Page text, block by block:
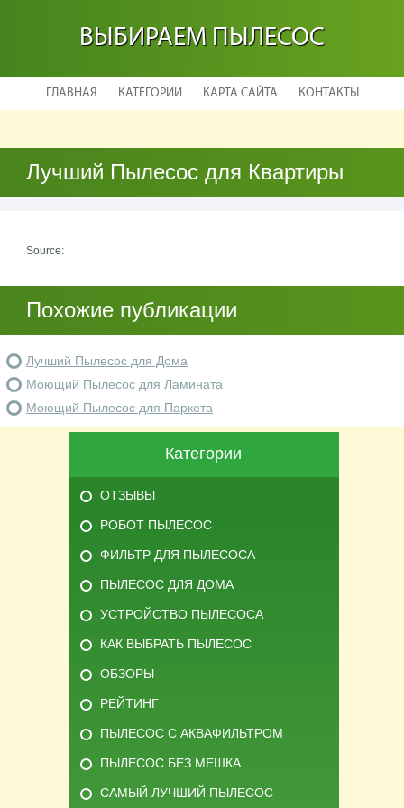
ВЫБИРАЕМ ПЫЛЕСОС
ГЛАВНАЯ КАТЕГОРИИ КАРТА САЙТА КОНТАКТЫ
Лучший Пылесос для Квартиры
Source:
Похожие публикации
Лучший Пылесос для Дома
Моющий Пылесос для Ламината
Моющий Пылесос для Паркета
Категории
ОТЗЫВЫ
РОБОТ ПЫЛЕСОС
ФИЛЬТР ДЛЯ ПЫЛЕСОСА
ПЫЛЕСОС ДЛЯ ДОМА
УСТРОЙСТВО ПЫЛЕСОСА
КАК ВЫБРАТЬ ПЫЛЕСОС
ОБЗОРЫ
РЕЙТИНГ
ПЫЛЕСОС С АКВАФИЛЬТРОМ
ПЫЛЕСОС БЕЗ МЕШКА
САМЫЙ ЛУЧШИЙ ПЫЛЕСОС